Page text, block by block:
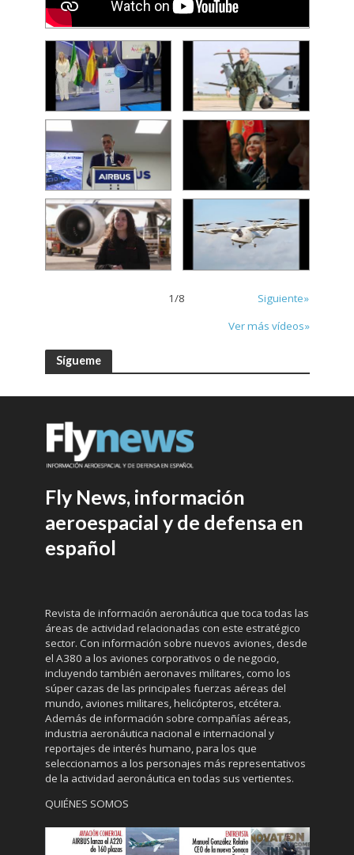
1/8
Siguiente»
Ver más vídeos»
Sígueme
Fly News, información
aeroespacial y de defensa en
español
Revista de información aeronáutica que toca todas las
áreas de actividad relacionadas con este estratégico
sector. Con información sobre nuevos aviones, desde
el A380 a los aviones corporativos o de negocio,
incluyendo también aeronaves militares, como los
súper cazas de las principales fuerzas aéreas del
mundo, aviones militares, helicópteros, etcétera.
Además de información sobre compañías aéreas,
industria aeronáutica nacional e internacional y
reportajes de interés humano, para los que
seleccionamos a los personajes más representativos
de la actividad aeronáutica en todas sus vertientes.
QUIÉNES SOMOS